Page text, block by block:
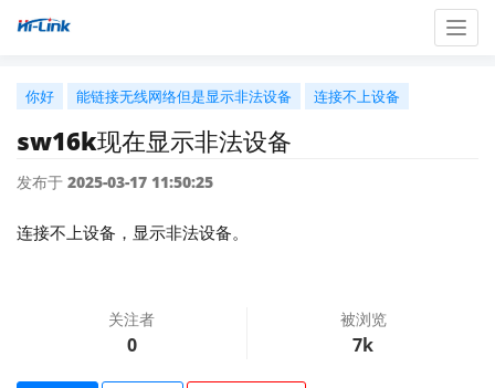
你好 能链接无线网络但是显示非法设备 连接不上设备
sw16k现在显示非法设备
发布于 2025-03-17 11:50:25
连接不上设备，显示非法设备。
关注者
0
被浏览
7k